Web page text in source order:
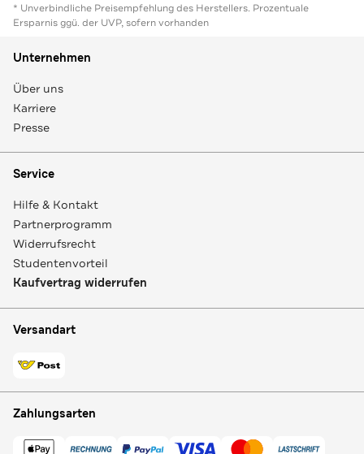
* Unverbindliche Preisempfehlung des Herstellers. Prozentuale
Ersparnis ggü. der UVP, sofern vorhanden
Unternehmen
Über uns
Karriere
Presse
Service
Hilfe & Kontakt
Partnerprogramm
Widerrufsrecht
Studentenvorteil
Kaufvertrag widerrufen
Versandart
Zahlungsarten